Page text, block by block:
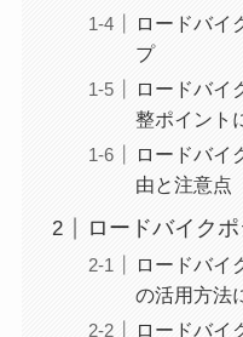
ロードバイ
プ
ロードバイ
整ポイント
ロードバイ
由と注意点
ロードバイク
ロードバイ
の活用方法
ロードバイ